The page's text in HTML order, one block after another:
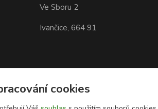
Ve Sboru 2
Ivančice, 664 91
cookies